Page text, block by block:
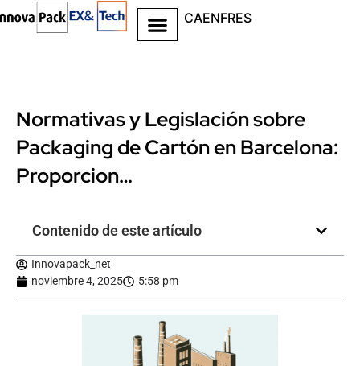
CAENFRES
Normativas y Legislación sobre
Packaging de Cartón en Barcelona:
Proporcion…
Contenido de este artículo
Innovapack_net
noviembre 4, 2025
5:58 pm